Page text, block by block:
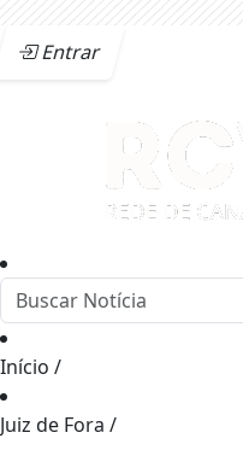
Entrar
Início /
Juiz de Fora /